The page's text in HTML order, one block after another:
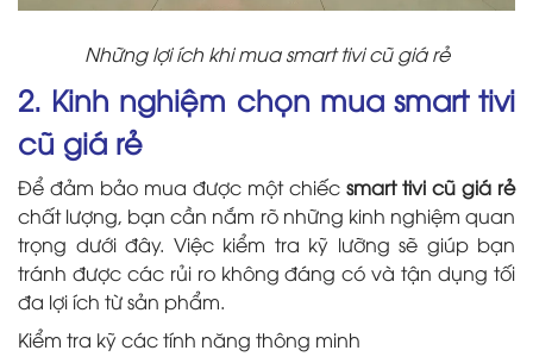
Những lợi ích khi mua smart tivi cũ giá rẻ
2. Kinh nghiệm chọn mua smart tivi
cũ giá rẻ
Để đảm bảo mua được một chiếc smart tivi cũ giá rẻ
chất lượng, bạn cần nắm rõ những kinh nghiệm quan
trọng dưới đây. Việc kiểm tra kỹ lưỡng sẽ giúp bạn
tránh được các rủi ro không đáng có và tận dụng tối
đa lợi ích từ sản phẩm.
Kiểm tra kỹ các tính năng thông minh